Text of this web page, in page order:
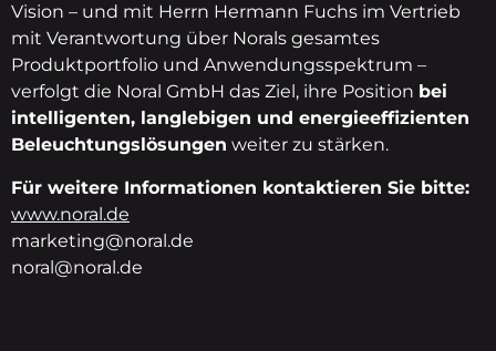
Vision – und mit Herrn Hermann Fuchs im Vertrieb
mit Verantwortung über Norals gesamtes
Produktportfolio und Anwendungsspektrum –
verfolgt die Noral GmbH das Ziel, ihre Position bei
intelligenten, langlebigen und energieeffizienten
Beleuchtungslösungen weiter zu stärken.
Für weitere Informationen kontaktieren Sie bitte:
www.noral.de
marketing@noral.de
noral@noral.de